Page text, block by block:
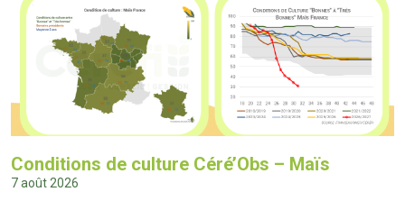
Conditions de culture Céré’Obs – Maïs
7 août 2026